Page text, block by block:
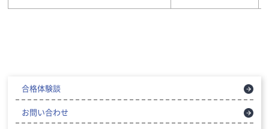
合格体験談
お問い合わせ